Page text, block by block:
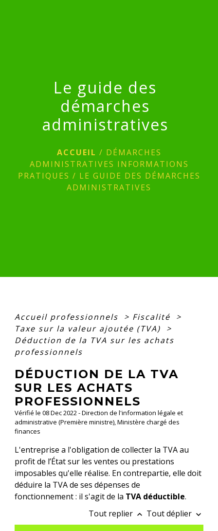
Le guide des
démarches
administratives
ACCUEIL / DÉMARCHES
ADMINISTRATIVES INFORMATIONS
PRATIQUES / LE GUIDE DES DÉMARCHES
ADMINISTRATIVES
Accueil professionnels > Fiscalité
>
Taxe sur la valeur ajoutée (TVA)
>
Déduction de la TVA sur les achats
professionnels
DÉDUCTION DE LA TVA
SUR LES ACHATS
PROFESSIONNELS
Vérifié le 08 Dec 2022 - Direction de l'information légale et
administrative (Première ministre), Ministère chargé des
finances
L'entreprise a l'obligation de collecter la TVA au
profit de l’État sur les ventes ou prestations
imposables qu'elle réalise. En contrepartie, elle doit
déduire la TVA de ses dépenses de
fonctionnement : il s'agit de la TVA déductible.
Tout replier keyboard_arrow_up Tout déplier keyboard_arrow_down